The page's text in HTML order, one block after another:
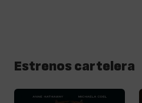
Estrenos cartelera